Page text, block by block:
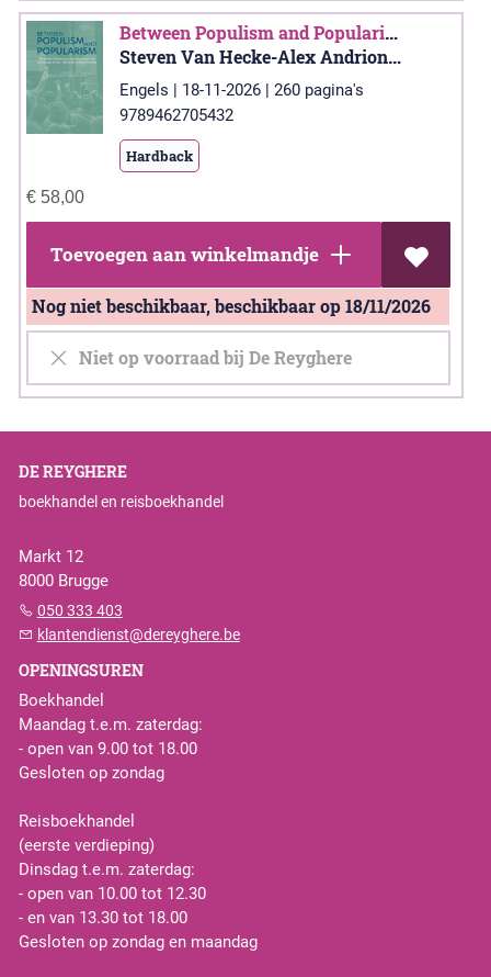
Between Populism and Popularism
Steven Van Hecke-Alex Andrione-Moylan-Bruno Béthouart-John W. Boyer-Rita Durão-Lien Jansen-Christiane Liermann Traniello-Pedro Ponte e Sousa
Engels | 18-11-2026 | 260 pagina's
9789462705432
Hardback
€58,00
Toevoegen aan winkelmandje
Nog niet beschikbaar, beschikbaar op 18/11/2026
Niet op voorraad bij De Reyghere
DE REYGHERE
boekhandel en reisboekhandel
Markt 12
8000 Brugge
050 333 403
klantendienst@dereyghere.be
OPENINGSUREN
Boekhandel
Maandag t.e.m. zaterdag:
- open van 9.00 tot 18.00
Gesloten op zondag
Reisboekhandel
(eerste verdieping)
Dinsdag t.e.m. zaterdag:
- open van 10.00 tot 12.30
- en van 13.30 tot 18.00
Gesloten op zondag en maandag